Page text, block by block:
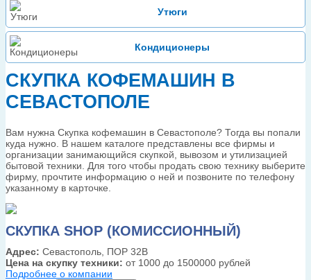
Утюги
Кондиционеры
СКУПКА КОФЕМАШИН В
СЕВАСТОПОЛЕ
Вам нужна Скупка кофемашин в Севастополе? Тогда вы попали
куда нужно. В нашем каталоге представлены все фирмы и
организации занимающийся скупкой, вывозом и утилизацией
бытовой техники. Для того чтобы продать свою технику выберите
фирму, прочтите информацию о ней и позвоните по телефону
указанному в карточке.
СКУПКА SHOP (КОМИССИОННЫЙ)
Адрес: Севастополь, ПОР 32В
Цена на скупку техники: от 1000 до 1500000 рублей
Подробнее о компании